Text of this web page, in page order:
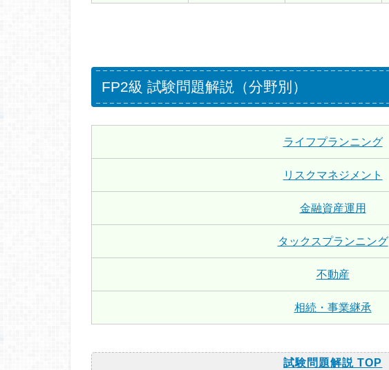
FP2級 試験問題解説（分野別）
ライフプランニング
リスクマネジメント
金融資産運用
タックスプランニング
不動産
相続・事業継承
試験問題解説 TOP